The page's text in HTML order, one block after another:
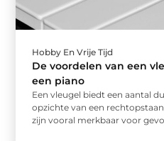
Hobby En Vrije Tijd
De voordelen van een
een piano
Een vleugel biedt een aantal
opzichte van een
zijn vooral merkbaar voor